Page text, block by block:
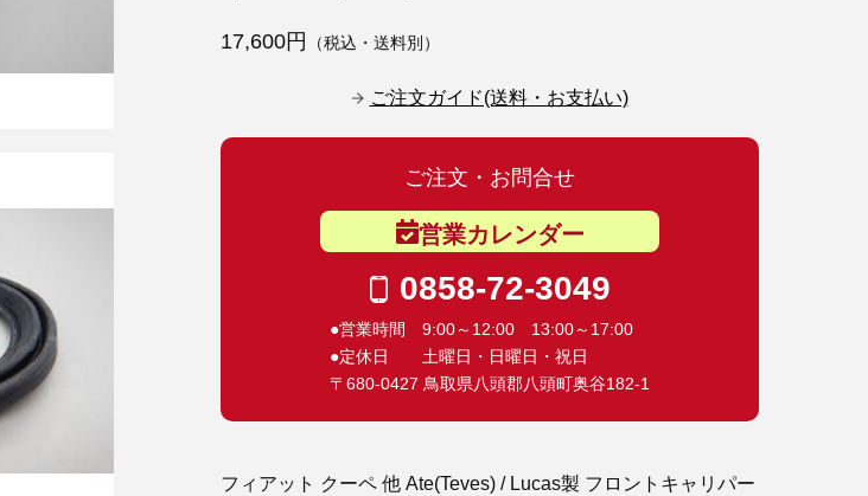
17,600円 （税込・送料別）
ご注文ガイド(送料・お支払い)
ご注文・お問合せ
営業カレンダー
0858-72-3049
●営業時間 9:00～12:00 13:00～17:00
●定休日 土曜日・日曜日・祝日
〒680-0427 鳥取県八頭郡八頭町奥谷182-1
フィアット クーペ 他 Ate(Teves) / Lucas製 フロントキャリパー